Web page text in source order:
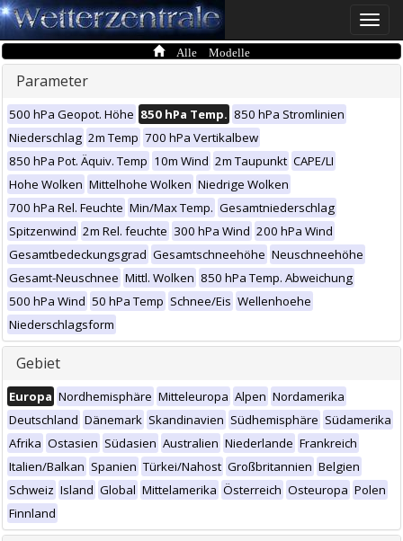
Toggle
Alle Modelle
Parameter
500 hPa Geopot. Höhe 850 hPa Temp. 850 hPa Stromlinien
Niederschlag 2m Temp 700 hPa Vertikalbew
850 hPa Pot. Äquiv. Temp 10m Wind 2m Taupunkt CAPE/LI
Hohe Wolken Mittelhohe Wolken Niedrige Wolken
700 hPa Rel. Feuchte Min/Max Temp. Gesamtniederschlag
Spitzenwind 2m Rel. feuchte 300 hPa Wind 200 hPa Wind
Gesamtbedeckungsgrad Gesamtschneehöhe Neuschneehöhe
Gesamt-Neuschnee Mittl. Wolken 850 hPa Temp. Abweichung
500 hPa Wind 50 hPa Temp Schnee/Eis Wellenhoehe
Niederschlagsform
Gebiet
Europa Nordhemisphäre Mitteleuropa Alpen Nordamerika
Deutschland Dänemark Skandinavien Südhemisphäre Südamerika
Afrika Ostasien Südasien Australien Niederlande Frankreich
Italien/Balkan Spanien Türkei/Nahost Großbritannien Belgien
Schweiz Island Global Mittelamerika Österreich Osteuropa Polen
Finnland